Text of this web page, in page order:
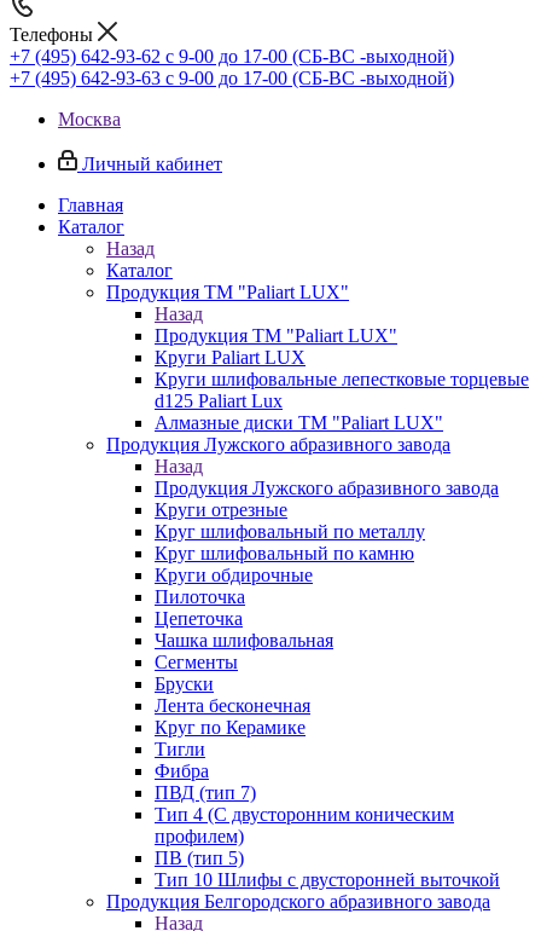
Телефоны
+7 (495) 642-93-62 c 9-00 до 17-00 (СБ-ВС -выходной)
+7 (495) 642-93-63 c 9-00 до 17-00 (СБ-ВС -выходной)
Москва
Личный кабинет
Главная
Каталог
Назад
Каталог
Продукция ТМ "Paliart LUX"
Назад
Продукция ТМ "Paliart LUX"
Круги Paliart LUX
Круги шлифовальные лепестковые торцевые
d125 Paliart Lux
Алмазные диски ТМ "Paliart LUX"
Продукция Лужского абразивного завода
Назад
Продукция Лужского абразивного завода
Круги отрезные
Круг шлифовальный по металлу
Круг шлифовальный по камню
Круги обдирочные
Пилоточка
Цепеточка
Чашка шлифовальная
Сегменты
Бруски
Лента бесконечная
Круг по Керамике
Тигли
Фибра
ПВД (тип 7)
Тип 4 (С двусторонним коническим
профилем)
ПВ (тип 5)
Тип 10 Шлифы с двусторонней выточкой
Продукция Белгородского абразивного завода
Назад